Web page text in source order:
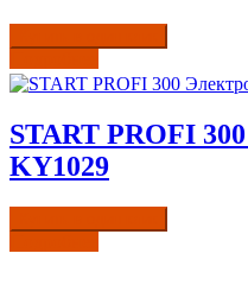
START PROFI
KY1029